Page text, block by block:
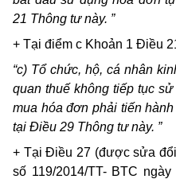
21 Thông tư này. ”
+ Tại điểm c Khoản 1 Điều
“c) Tổ chức, hộ, cá nhân
quan thuế không tiếp tục
mua hóa đơn phải tiến
tại Điều 29 Thông tư này. ”
+ Tại Điều 27 (được sửa
số 119/2014/TT- BTC